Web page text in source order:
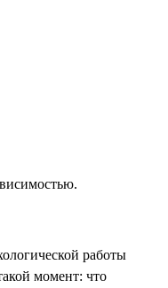
работы
момент: что